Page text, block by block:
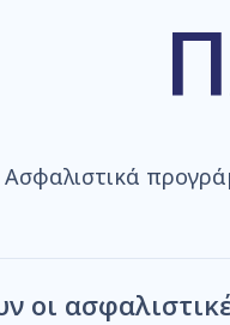
Ασφαλιστικά
οι